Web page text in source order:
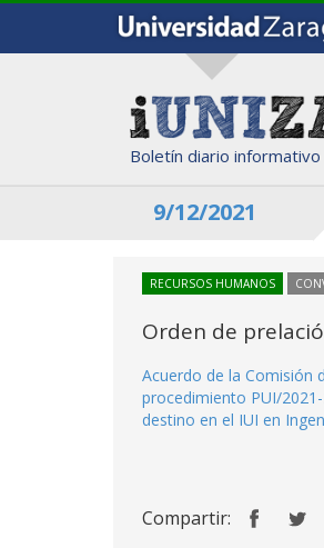
Boletín diario informativo
9/12/2021
RECURSOS HUMANOS
Orden de
Acuerdo de la Comisión
procedimiento PUI/
destino en el IUI en
Compartir: